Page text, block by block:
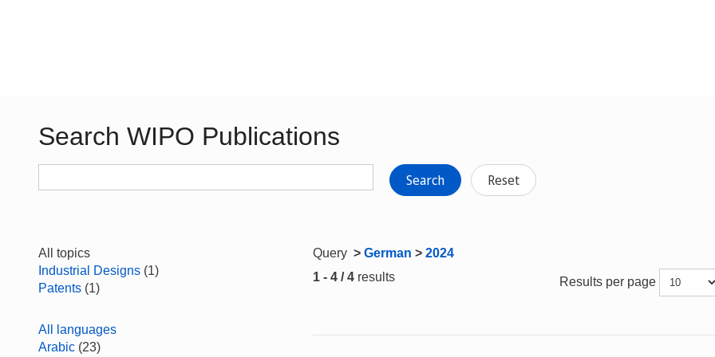
Search WIPO Publications
Search Reset
All topics
Industrial Designs (1)
Patents (1)
All languages
Arabic (23)
Query > German > 2024
1 - 4 / 4 results Results per page